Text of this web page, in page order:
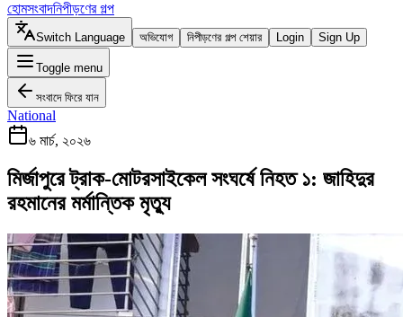
হোমসংবাদনিপীড়ণের গল্প
Switch Language অভিযোগ নিপীড়ণের গল্প শেয়ার Login Sign Up
Toggle menu
সংবাদে ফিরে যান
National
৬ মার্চ, ২০২৬
মির্জাপুরে ট্রাক-মোটরসাইকেল সংঘর্ষে নিহত ১: জাহিদুর
রহমানের মর্মান্তিক মৃত্যু